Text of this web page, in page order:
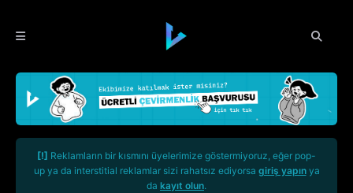
[!] Reklamların bir kısmını üyelerimize göstermiyoruz, eğer pop-
up ya da interstitial reklamlar sizi rahatsız ediyorsa giriş yapınya
da kayıt olun.